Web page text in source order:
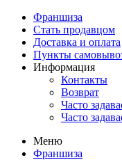
Франшиза
Стать продавцом
Доставка и оплата
Пункты
Информация
Контакты
Возврат
Часто
Часто
Меню
Франшиза